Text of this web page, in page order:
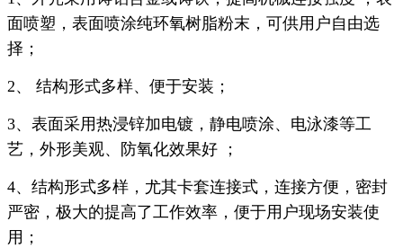
面喷塑，表面喷涂纯环氧树脂粉末，可供用户自由选
择；
2、 结构形式多样、便于安装；
3、表面采用热浸锌加电镀，静电喷涂、电泳漆等工
艺，外形美观、防氧化效果好 ；
4、结构形式多样，尤其卡套连接式，连接方便，密封
严密，极大的提高了工作效率，便于用户现场安装使
用；